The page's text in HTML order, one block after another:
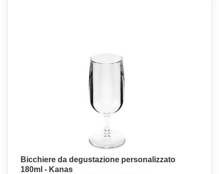
Bicchiere da degustazione personalizzato
180ml - Kanas